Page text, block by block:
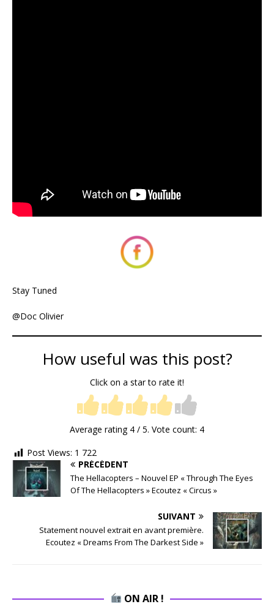
Stay Tuned
@Doc Olivier
How useful was this post?
Click on a star to rate it!
Average rating 4 / 5. Vote count: 4
Post Views: 1 722
PRÉCÉDENT
The Hellacopters – Nouvel EP « Through The Eyes
Of The Hellacopters » Ecoutez « Circus »
SUIVANT
Statement nouvel extrait en avant première.
Ecoutez « Dreams From The Darkest Side »
ON AIR !